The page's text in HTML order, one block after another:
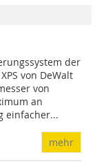
der
von DeWalt
von
an
einfacher...
mehr